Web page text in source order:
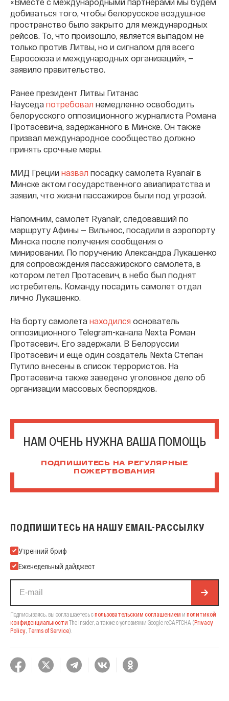
добиваться того, чтобы белорусское воздушное
пространство было закрыто для международных
рейсов. То, что произошло, является выпадом не
только против Литвы, но и сигналом для всего
Евросоюза и международных организаций», —
заявило правительство.
Ранее президент Литвы Гитанас
Науседа потребовал немедленно освободить
белорусского оппозиционного журналиста Романа
Протасевича, задержанного в Минске. Он также
призвал международное сообщество должно
принять срочные меры.
МИД Греции назвал посадку самолета Ryanair в
Минске актом государственного авиапиратства и
заявил, что жизни пассажиров были под угрозой.
Напомним, самолет Ryanair, следовавший по
маршруту Афины — Вильнюс, посадили в аэропорту
Минска после получения сообщения о
минировании. По поручению Александра Лукашенко
для сопровождения пассажирского самолета, в
котором летел Протасевич, в небо был поднят
истребитель. Команду посадить самолет отдал
лично Лукашенко.
На борту самолета находился основатель
оппозиционного Telegram-канала Nexta Роман
Протасевич. Его задержали. В Белоруссии
Протасевич и еще один создатель Nexta Степан
Путило внесены в список террористов. На
Протасевича также заведено уголовное дело об
организации массовых беспорядков.
НАМ ОЧЕНЬ НУЖНА ВАША ПОМОЩЬ
ПОДПИШИТЕСЬ НА РЕГУЛЯРНЫЕ
ПОЖЕРТВОВАНИЯ
ПОДПИШИТЕСЬ НА НАШУ EMAIL-РАССЫЛКУ
Подпишитесь на нашу Email-рассылку
Утренний бриф
Еженедельный дайджест
Подписываясь, вы соглашаетесь спользовательским соглашением и политикой
конфиденциальности The Insider, а также с условиями Google reCAPTCHA (Privacy
Policy, Terms of Service).